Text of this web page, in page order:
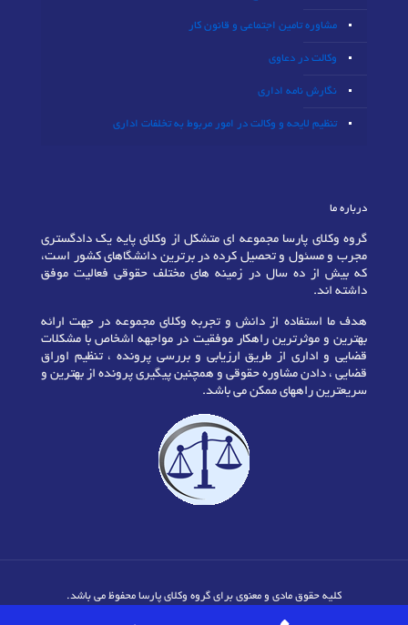
مشاوره تامین اجتماعی و قانون کار
وکالت در دعاوی
نگارش نامه اداری
تنظیم لایحه و وکالت در امور مربوط به تخلفات اداری
درباره ما
گروه وکلای پارسا مجموعه ای متشکل از وکلای پایه یک دادگستری
مجرب و مسئول و تحصیل کرده در برترین دانشگاهای کشور است،
که بیش از ده سال در زمینه های مختلف حقوقی فعالیت موفق
داشته اند.
هدف ما استفاده از دانش و تجربه وکلای مجموعه در جهت ارائه
بهترین و موثرترین راهکار موفقیت در مواجهه اشخاص با مشکلات
قضایی و اداری از طریق ارزیابی و بررسی پرونده ، تنظیم اوراق
قضایی ، دادن مشاوره حقوقی و همچنین پیگیری پرونده از بهترین و
سریعترین راههای ممکن می باشد.
کلیه حقوق مادی و معنوی برای گروه وکلای پارسا محفوظ می باشد.